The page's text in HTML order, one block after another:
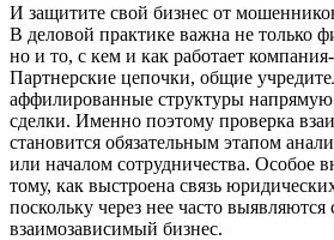
И защитите свой бизнес от
В деловой практике важна не только
но и то, с кем и как работает
Партнерские цепочки, общие
аффилированные структуры
сделки. Именно поэтому проверка
становится обязательным этапом
или началом сотрудничества. Особое
тому, как выстроена связь
поскольку через нее часто
взаимозависимый бизнес.